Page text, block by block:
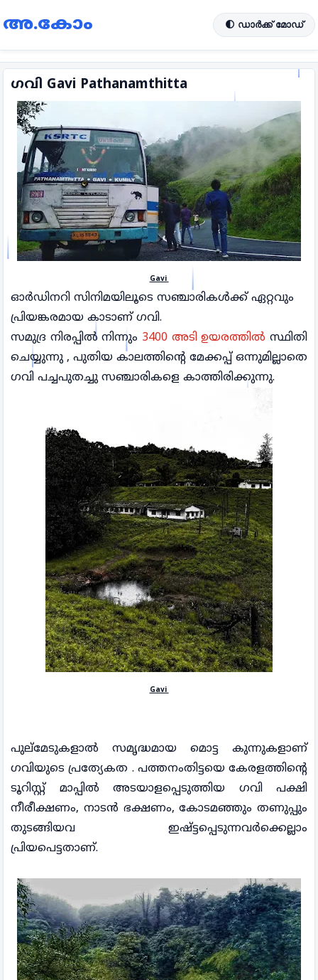
അ.കോം 🌓 ഡാർക്ക് മോഡ്
ഗവി Gavi Pathanamthitta
Gavi
ഓർഡിനറി സിനിമയിലൂടെ സഞ്ചാരികൾക്ക് ഏറ്റവും
പ്രിയങ്കരമായ കാടാണ് ഗവി.
സമുദ്ര നിരപ്പിൽ നിന്നും 3400 അടി ഉയരത്തിൽ സ്ഥിതി
ചെയ്യുന്നു , പുതിയ കാലത്തിന്റെ മേക്കപ്പ് ഒന്നുമില്ലാതെ
ഗവി പച്ചപുതച്ചു സഞ്ചാരികളെ കാത്തിരിക്കുന്നു.
Gavi
പുല്മേടുകളാൽ സമൃദ്ധമായ മൊട്ട കുന്നുകളാണ്
ഗവിയുടെ പ്രത്യേകത . പത്തനംതിട്ടയെ കേരളത്തിന്റെ
ടൂറിസ്റ്റ് മാപ്പിൽ അടയാളപ്പെടുത്തിയ ഗവി പക്ഷി
നീരീക്ഷണം, നാടൻ ഭക്ഷണം, കോടമഞ്ഞും തണുപ്പും
തുടങ്ങിയവ ഇഷ്ട്ടപ്പെടുന്നവർക്കെല്ലാം
പ്രിയപെട്ടതാണ്.